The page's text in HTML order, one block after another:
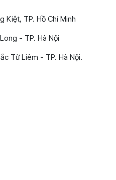
Kiệt, TP. Hồ Chí Minh
- TP. Hà Nội
Từ Liêm - TP. Hà Nội.